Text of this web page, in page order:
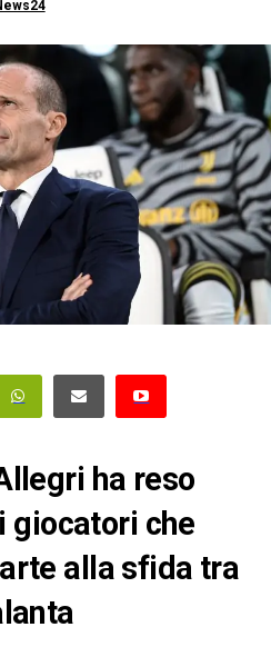
ha reso
giocatori che
alla sfida tra